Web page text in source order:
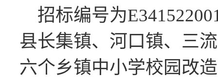
招标编号为
县长集镇、河口镇、三
六个乡镇中小学校园改